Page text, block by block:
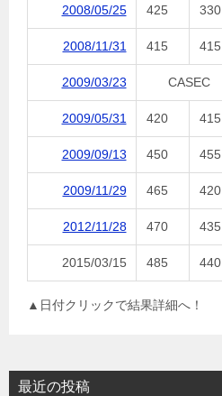
2008/05/25 425 330
2008/11/31 415 415
2009/03/23 CASEC
2009/05/31 420 415
2009/09/13 450 455
2009/11/29 465 420
2012/11/28 470 435
2015/03/15 485 440
▲日付クリックで結果詳細へ！
最近の投稿